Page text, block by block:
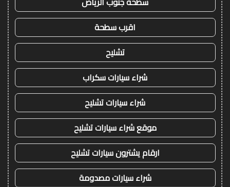
اقرب سطحة
تشليح
شراء سيارات سكراب
شراء سيارات تشليح
موقع شراء سيارات تشليح
ارقام يشترون سيارات تشليح
شراء سيارات مصدومة